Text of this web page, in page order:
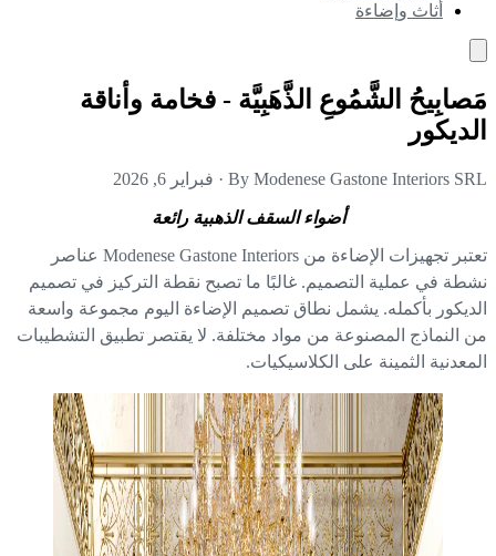
أثاث وإضاءة
الشَّمُوعِ الذَّهَبِيَّة - فخامة وأناقة
By Modenese Gastone Interiors
·فبراير 6, 2026
أضواء السقف الذهبية رائعة
تعتبر تجهيزات الإضاءة من Modenese Gastone Interiors عناصر
في عملية التصميم. غالبًا ما تصبح نقطة التركيز في تصميم
بأكمله. يشمل نطاق تصميم الإضاءة اليوم مجموعة واسعة
النماذج المصنوعة من مواد مختلفة. لا يقتصر تطبيق التشطيبات
الثمينة على الكلاسيكيات.